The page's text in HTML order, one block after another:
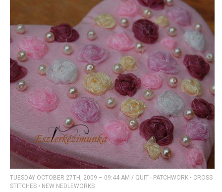
TUESDAY OCTOBER 27TH, 2009 – 09:44 AM / QUIT - PATCHWORK • CROSS
STITCHES • NEW NEDLEWORKS